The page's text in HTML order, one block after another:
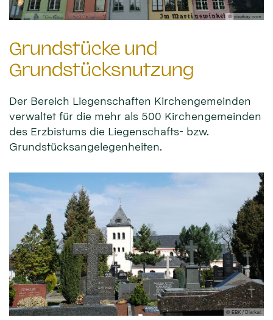
© pixabay.com
Grundstücke und
Grundstücks­nutzung
Der Bereich Liegenschaften Kirchengemeinden
verwaltet für die mehr als 500 Kirchengemeinden
des Erzbistums die Liegenschafts- bzw.
Grundstücksangelegenheiten.
© EBK / Dierkes